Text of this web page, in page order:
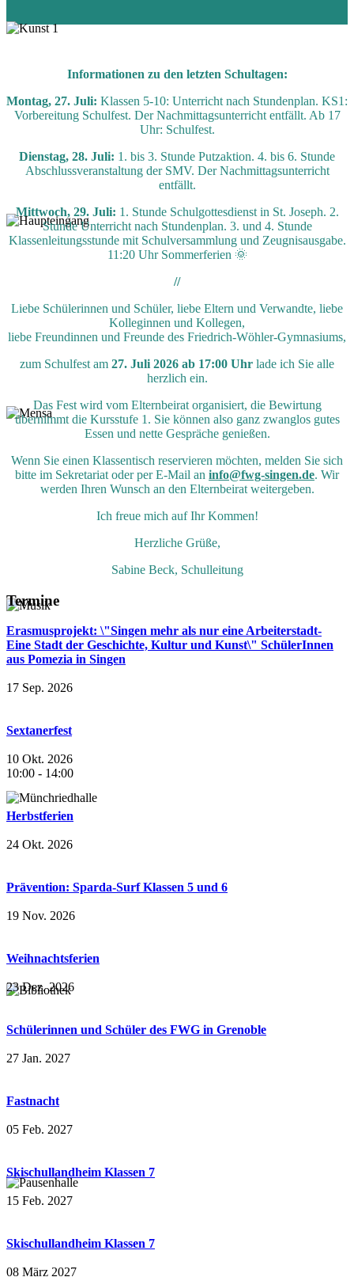
Informationen zu den letzten Schultagen:
Montag, 27. Juli: Klassen 5-10: Unterricht nach Stundenplan. KS1:
Vorbereitung Schulfest. Der Nachmittagsunterricht entfällt. Ab 17
Uhr: Schulfest.
Dienstag, 28. Juli: 1. bis 3. Stunde Putzaktion. 4. bis 6. Stunde
Abschlussveranstaltung der SMV. Der Nachmittagsunterricht
entfällt.
Mittwoch, 29. Juli: 1. Stunde Schulgottesdienst in St. Joseph. 2.
Stunde Unterricht nach Stundenplan. 3. und 4. Stunde
Klassenleitungsstunde mit Schulversammlung und Zeugnisausgabe.
11:20 Uhr Sommerferien 🌞
//
Liebe Schülerinnen und Schüler, liebe Eltern und Verwandte, liebe
Kolleginnen und Kollegen,
liebe Freundinnen und Freunde des Friedrich-Wöhler-Gymnasiums,
zum Schulfest am 27. Juli 2026 ab 17:00 Uhr lade ich Sie alle
herzlich ein.
Das Fest wird vom Elternbeirat organisiert, die Bewirtung
übernimmt die Kursstufe 1. Sie können also ganz zwanglos gutes
Essen und nette Gespräche genießen.
Wenn Sie einen Klassentisch reservieren möchten, melden Sie sich
bitte im Sekretariat oder per E-Mail an info@fwg-singen.de. Wir
werden Ihren Wunsch an den Elternbeirat weitergeben.
Ich freue mich auf Ihr Kommen!
Herzliche Grüße,
Sabine Beck, Schulleitung
Termine
Erasmusprojekt: \"Singen mehr als nur eine Arbeiterstadt-
Eine Stadt der Geschichte, Kultur und Kunst\" SchülerInnen
aus Pomezia in Singen
17 Sep. 2026
Sextanerfest
10 Okt. 2026
10:00 - 14:00
Herbstferien
24 Okt. 2026
Prävention: Sparda-Surf Klassen 5 und 6
19 Nov. 2026
Weihnachtsferien
23 Dez. 2026
Schülerinnen und Schüler des FWG in Grenoble
27 Jan. 2027
Fastnacht
05 Feb. 2027
Skischullandheim Klassen 7
15 Feb. 2027
Skischullandheim Klassen 7
08 März 2027